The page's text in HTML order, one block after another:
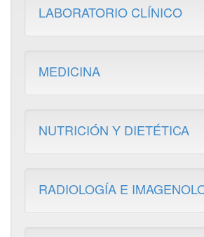
LABORATORIO CLÍNICO
MEDICINA
NUTRICIÓN Y DIETÉTICA
RADIOLOGÍA E